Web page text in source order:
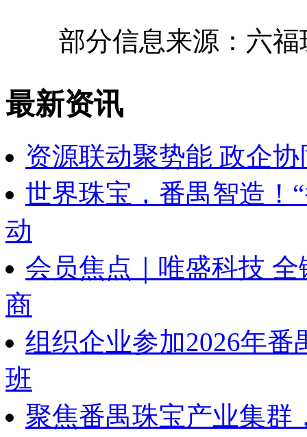
部分信息来源：六福
最新资讯
资源联动聚势能 政企
世界珠宝，番禺智造！
动
会员焦点｜唯盛科技
商
组织企业参加2026年
班
聚焦番禺珠宝产业集群